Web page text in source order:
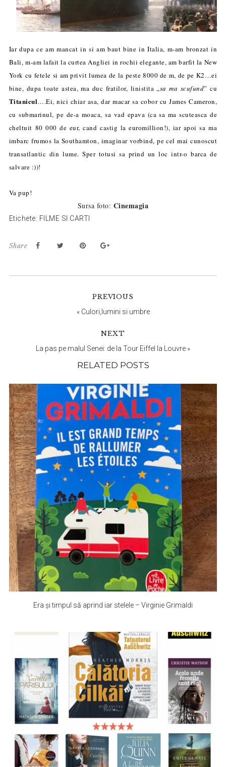
Iar dupa ce am mancat in si am baut bine in Italia, m-am bronzat in
Bali, m-am lafait la curtea Angliei in rochii elegante, am barfit la New
York cu fetele si am privit lumea de la peste 8000 de m, de pe K2…ei
bine, dupa toate astea, ma duc fratilor, linistita „sa ma scufund” cu
Titanicul….Ei, nici chiar asa, dar macar sa cobor cu James Cameron,
cu submarinul, pe de-a moaca, sa vad epava (ca sa ma scuteasca de
cheltuit 80 000 de eur, cand castig la euromillion!), iar apoi sa ma
imbarc frumos la Southamton, imaginar vorbind, pe cel mai cunoscut
transatlantic din lume. Sper totusi sa prind un loc intr-o barca de
salvare :))!
Va pup!
Sursa foto: Cinemagia
Etichete: FILME SI CARTI
Share
PREVIOUS
« Culori,lumini si umbre
NEXT
La pas pe malul Senei: de la Tour Eiffel la Louvre »
Interactions
RELATED POSTS
Era și timpul să aprind iar stelele – Virginie Grimaldi